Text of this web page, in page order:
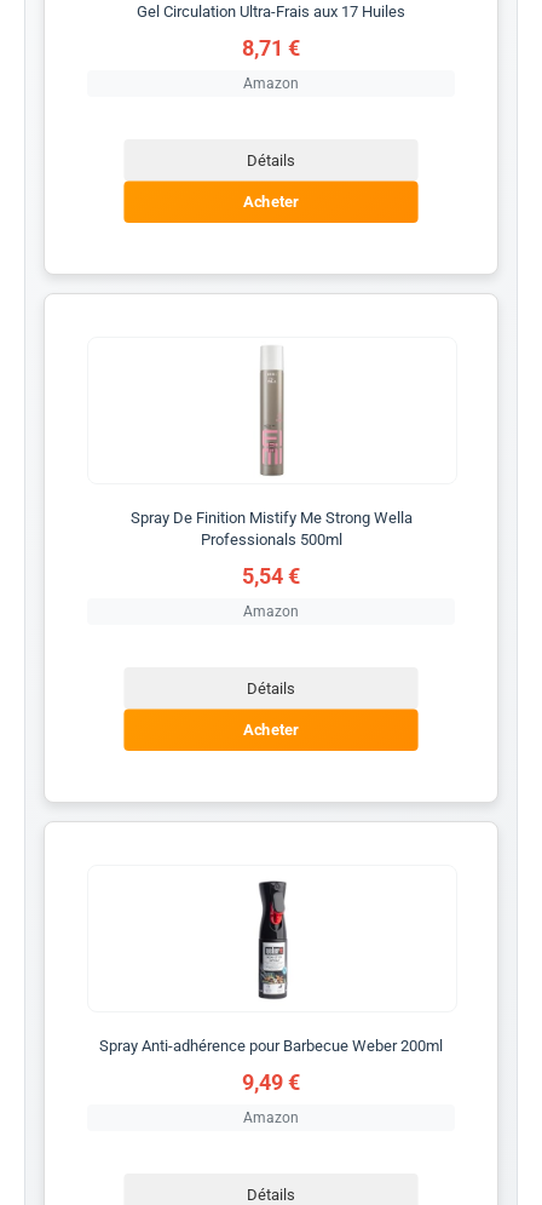
Gel Circulation Ultra-Frais aux 17 Huiles
8,71 €
Amazon
Détails
Acheter
Spray De Finition Mistify Me Strong Wella
Professionals 500ml
5,54 €
Amazon
Détails
Acheter
Spray Anti-adhérence pour Barbecue Weber 200ml
9,49 €
Amazon
Détails